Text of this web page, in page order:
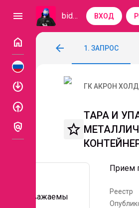
menu bidzaar ВХОД
home
enable
enable
policy
arrow_back
ТАРА И
1. ЗАПРОС
ГК АКРОН
star_border
ТАРА И
Уважаемы
Прием
Реестр